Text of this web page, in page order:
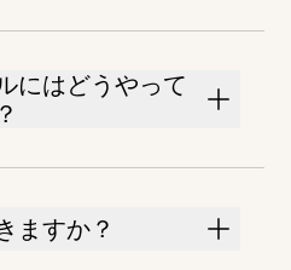
にはどうやって
ますか？